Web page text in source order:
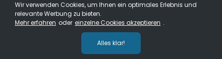
05.10.2026 TalentLoop - (Berufliche)
Orientierung leicht gemacht [Link]
22.10.2026 Stärken Stärken [
01.03.2027 TalentLoop - (Berufliche)
Wir verwenden Cookies, um Ihnen ein optimales Erlebnis und
relevante Werbung zu bieten.
Mehr erfahren oder einzelne Cookies akzeptieren .
Alles klar!